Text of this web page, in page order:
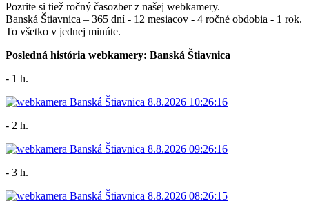
Pozrite si tiež ročný časozber z našej webkamery.
Banská Štiavnica – 365 dní - 12 mesiacov - 4 ročné obdobia - 1 rok.
To všetko v jednej minúte.
Posledná história webkamery: Banská Štiavnica
- 1 h.
- 2 h.
- 3 h.